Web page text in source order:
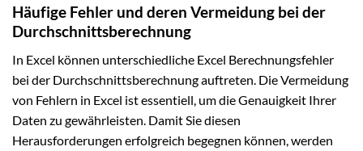
Häufige Fehler und deren Vermeidung bei der
Durchschnittsberechnung
In Excel können unterschiedliche Excel Berechnungsfehler
bei der Durchschnittsberechnung auftreten. Die Vermeidung
von Fehlern in Excel ist essentiell, um die Genauigkeit Ihrer
Daten zu gewährleisten. Damit Sie diesen
Herausforderungen erfolgreich begegnen können, werden